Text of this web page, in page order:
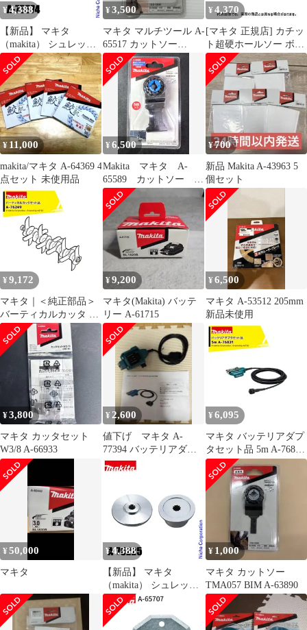
¥4,388
【新品】 マキタ
（makita） シュレッダ
ーブレード付属セット
品 A-75574
¥3,500
マキタ マルチツール A-
65517 カットソー
TMA055BIM 未開封品
smkogu096539
¥ 4,370
[マキタ 正規店] カチッ
ト超硬ホールソー ボデ
ィのみ 両刃仕様 A-
37150(30mm) A-
37166(31mm) A-
37172(32mm)
¥ 11,000
makita/マキタ A-64369 4
点セット 未使用品
¥6,500
Makita マキタ A-
65589 カットソー
TMA061HM
¥700
新品 Makita A-43963 5
個セット
¥ 9,172
マキタ｜＜純正部品＞
バーティカルカッタ A-
76249
¥9,200
マキタ(Makita) バッテ
リー A-61715
¥6,500
マキタ A-53512 205mm
新品未使用
¥3,800
マキタ カッタセット
W3/8 A-66933
¥2,600
値下げ マキタ A-
77394 バッテリアダプ
タ 1.6m
¥ 6,095
マキタ バッテリアダプ
タセット品 5m A-76831
適用モデル：UP180D
¥50,000
マキタ
¥4,388
【新品】 マキタ
（makita） シュレッダ
ーブレード付属セット
品 A-75225 草刈機 刈払
機 刈払い機 アクセサリ
¥ 1,000
マキタ カットソー
TMA057 BIM A-63890